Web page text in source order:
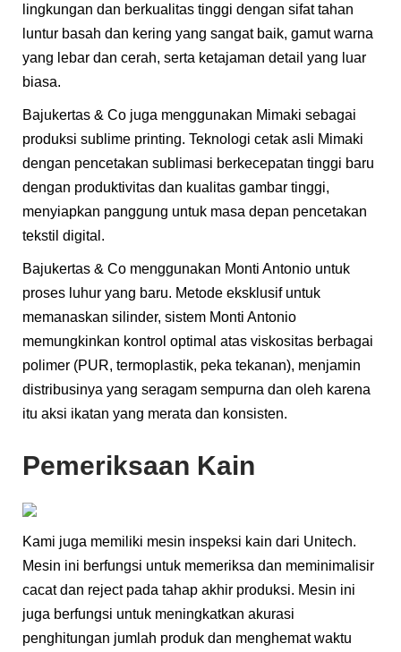
lingkungan dan berkualitas tinggi dengan sifat tahan
luntur basah dan kering yang sangat baik, gamut warna
yang lebar dan cerah, serta ketajaman detail yang luar
biasa.
Bajukertas & Co juga menggunakan Mimaki sebagai
produksi sublime printing. Teknologi cetak asli Mimaki
dengan pencetakan sublimasi berkecepatan tinggi baru
dengan produktivitas dan kualitas gambar tinggi,
menyiapkan panggung untuk masa depan pencetakan
tekstil digital.
Bajukertas & Co menggunakan Monti Antonio untuk
proses luhur yang baru. Metode eksklusif untuk
memanaskan silinder, sistem Monti Antonio
memungkinkan kontrol optimal atas viskositas berbagai
polimer (PUR, termoplastik, peka tekanan), menjamin
distribusinya yang seragam sempurna dan oleh karena
itu aksi ikatan yang merata dan konsisten.
Pemeriksaan Kain
Kami juga memiliki mesin inspeksi kain dari Unitech.
Mesin ini berfungsi untuk memeriksa dan meminimalisir
cacat dan reject pada tahap akhir produksi. Mesin ini
juga berfungsi untuk meningkatkan akurasi
penghitungan jumlah produk dan menghemat waktu